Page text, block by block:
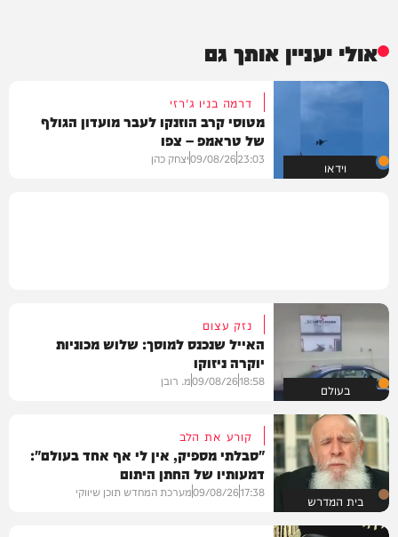
אולי יעניין אותך גם
וידאו
דרמה בניו ג'רזי
מטוסי קרב הוזנקו לעבר מועדון הגולף
של טראמפ – צפו
23:03
09/08/26יצחק כהן
בעולם
נזק עצום
האייל שנכנס למוסך: שלוש מכוניות
יוקרה ניזוקו
18:58
09/08/26מ. רובן
בית המדרש
קורע את הלב
"סבלתי מספיק, אין לי אף אחד בעולם":
דמעותיו של החתן היתום
17:38
09/08/26מערכת המחדש תוכן שיווקי